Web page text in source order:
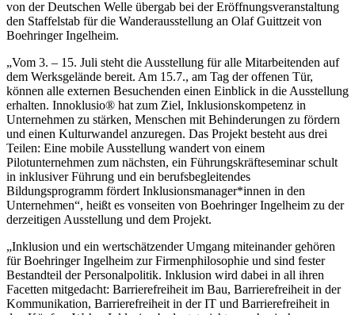
von der Deutschen Welle übergab bei der Eröffnungsveranstaltung
den Staffelstab für die Wanderausstellung an Olaf Guittzeit von
Boehringer Ingelheim.
„Vom 3. – 15. Juli steht die Ausstellung für alle Mitarbeitenden auf
dem Werksgelände bereit. Am 15.7., am Tag der offenen Tür,
können alle externen Besuchenden einen Einblick in die Ausstellung
erhalten. Innoklusio® hat zum Ziel, Inklusionskompetenz in
Unternehmen zu stärken, Menschen mit Behinderungen zu fördern
und einen Kulturwandel anzuregen. Das Projekt besteht aus drei
Teilen: Eine mobile Ausstellung wandert von einem
Pilotunternehmen zum nächsten, ein Führungskräfteseminar schult
in inklusiver Führung und ein berufsbegleitendes
Bildungsprogramm fördert Inklusionsmanager*innen in den
Unternehmen“, heißt es vonseiten von Boehringer Ingelheim zu der
derzeitigen Ausstellung und dem Projekt.
„Inklusion und ein wertschätzender Umgang miteinander gehören
für Boehringer Ingelheim zur Firmenphilosophie und sind fester
Bestandteil der Personalpolitik. Inklusion wird dabei in all ihren
Facetten mitgedacht: Barrierefreiheit im Bau, Barrierefreiheit in der
Kommunikation, Barrierefreiheit in der IT und Barrierefreiheit in